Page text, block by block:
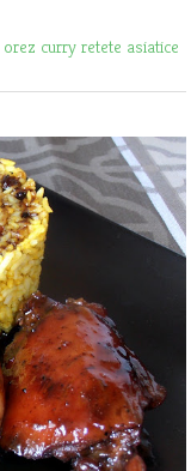
orez curry retete asiatice